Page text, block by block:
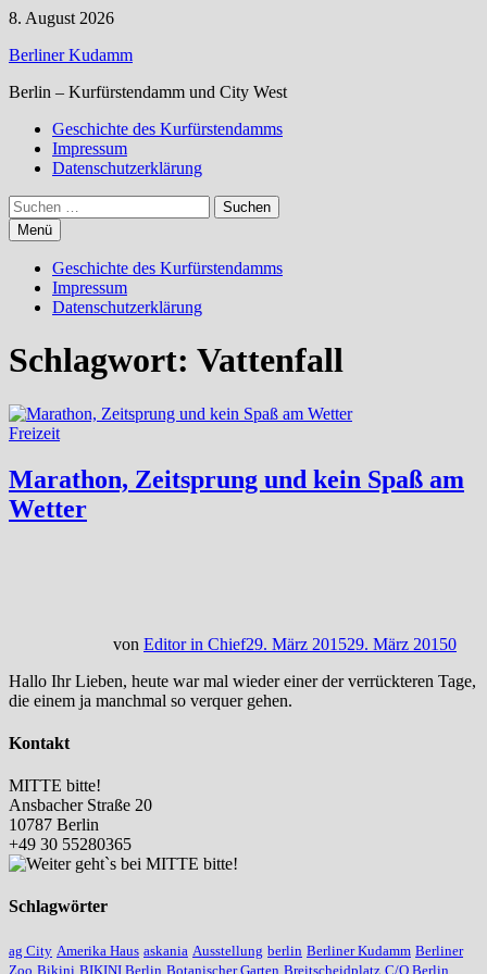
Zum
springen
8. August 2026
Berliner Kudamm
Berlin – Kurfürstendamm und City West
Geschichte des Kurfürstendamms
Impressum
Datenschutzerklärung
Suchen
nach:
Menü
Geschichte des Kurfürstendamms
Impressum
Datenschutzerklärung
Schlagwort: Vattenfall
Freizeit
Marathon, Zeitsprung und kein Spaß am
Wetter
von Editor in Chief29. März 201529. März 20150
Hallo Ihr Lieben, heute war mal wieder einer der verrückteren Tage,
die einem ja manchmal so verquer gehen.
Kontakt
MITTE bitte!
Ansbacher Straße 20
10787 Berlin
+49 30 55280365
Schlagwörter
ag City Amerika Haus askania Ausstellung berlin Berliner Kudamm Berliner
Zoo Bikini BIKINI Berlin Botanischer Garten Breitscheidplatz C/O Berlin